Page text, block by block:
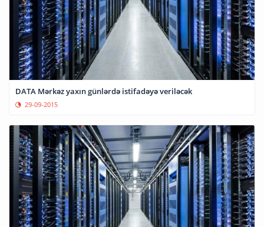
DATA Mərkəz yaxın günlərdə istifadəyə veriləcək
29-09-2015